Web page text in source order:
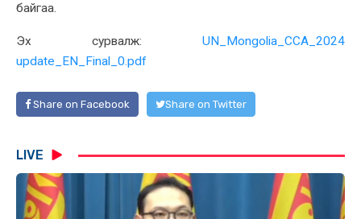
байгаа.
Эх сурвалж: UN_Mongolia_CCA_2024
update_EN_Final_0.pdf
Share on Facebook Share on Twitter
LIVE